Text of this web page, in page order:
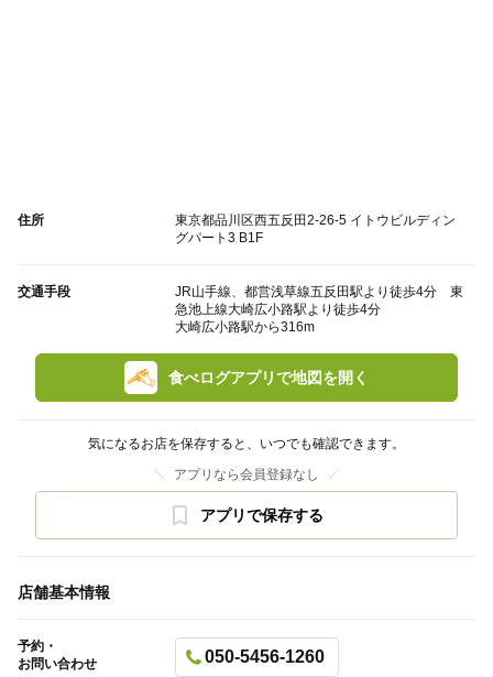
住所
東京都品川区西五反田2-26-5 イトウビルディン
グパート3 B1F
交通手段
JR山手線、都営浅草線五反田駅より徒歩4分 東
急池上線大崎広小路駅より徒歩4分
大崎広小路駅から316m
食べログアプリで地図を開く
気になるお店を保存すると、いつでも確認できます。
アプリなら会員登録なし
アプリで保存する
店舗基本情報
予約・
お問い合わせ
050-5456-1260